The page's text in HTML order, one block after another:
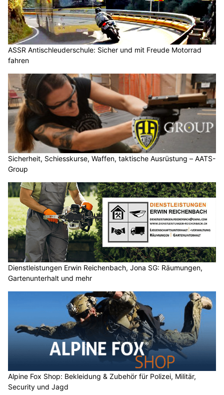
ASSR Antischleuderschule: Sicher und mit Freude Motorrad
fahren
Sicherheit, Schiesskurse, Waffen, taktische Ausrüstung – AATS-
Group
Dienstleistungen Erwin Reichenbach, Jona SG: Räumungen,
Gartenunterhalt und mehr
Alpine Fox Shop: Bekleidung & Zubehör für Polizei, Militär,
Security und Jagd